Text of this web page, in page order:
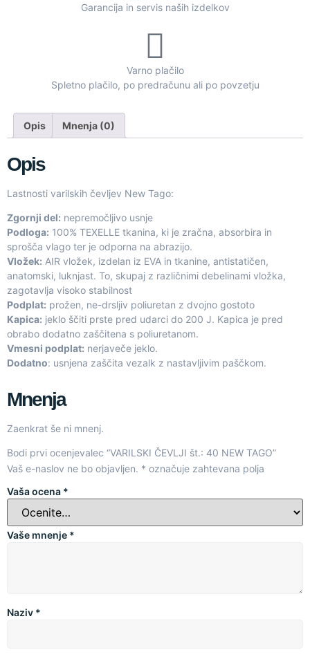
Garancija in servis naših izdelkov
Varno plačilo
Spletno plačilo, po predračunu ali po povzetju
Opis Mnenja (0)
Opis
Lastnosti varilskih čevljev New Tago:
Zgornji del: nepremočljivo usnje
Podloga: 100% TEXELLE tkanina, ki je zračna, absorbira in
sprošča vlago ter je odporna na abrazijo.
Vložek: AIR vložek, izdelan iz EVA in tkanine, antistatičen,
anatomski, luknjast. To, skupaj z različnimi debelinami vložka,
zagotavlja visoko stabilnost
Podplat: prožen, ne-drsljiv poliuretan z dvojno gostoto
Kapica: jeklo ščiti prste pred udarci do 200 J. Kapica je pred
obrabo dodatno zaščitena s poliuretanom.
Vmesni podplat: nerjaveče jeklo.
Dodatno: usnjena zaščita vezalk z nastavljivim paščkom.
Mnenja
Zaenkrat še ni mnenj.
Bodi prvi ocenjevalec “VARILSKI ČEVLJI št.: 40 NEW TAGO”
Vaš e-naslov ne bo objavljen. * označuje zahtevana polja
Vaša ocena *
Vaše mnenje *
Naziv *